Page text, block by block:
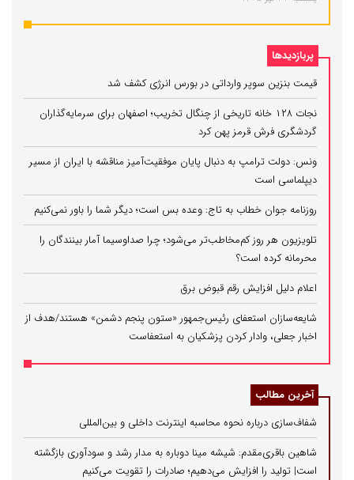
پربازدیدها
قیمت بنزین سوپر وارداتی در بورس انرژی کشف شد
نجات ۱۲۸ خانه تاریخی از چنگال تخریب؛ اصفهان برای سرمایه‌گذاران
گردشگری فرش قرمز پهن کرد
ونس: دولت ترامپ به دنبال پایان موفقیت‌آمیز مناقشه با ایران از مسیر
دیپلماسی است
روزنامه جوان خطاب به تاج: وعده بس است؛ دیگر شما را باور نمی‌کنیم
تلویزیون هر روز کم‌مخاطب‌تر می‌شود؛ چرا صداوسیما آمار بینندگان را
محرمانه کرده است؟
اعلام دلیل افزایش رقم قبوض برق
شایعه‌سازان استعفای رئیس‌جمهور «ستون پنجم دشمن» هستند/هدف از
اخبار جعلی، وادار کردن پزشکیان به استعفاست
آخرین مطالب
شفاف‌سازی درباره نحوه محاسبه اینترنت داخلی و بین‌المللی
شاهین باقری‌مقدم: شیشه مینا دوباره به مدار رشد و سودآوری بازگشته
است| تولید را افزایش می‌دهیم؛ صادرات را تقویت می‌کنیم